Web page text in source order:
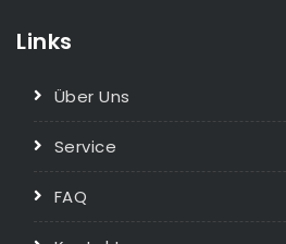
Links
Über Uns
Service
FAQ